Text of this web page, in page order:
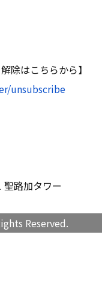
除はこちらから】
unsubscribe
路加タワー
Reserved.